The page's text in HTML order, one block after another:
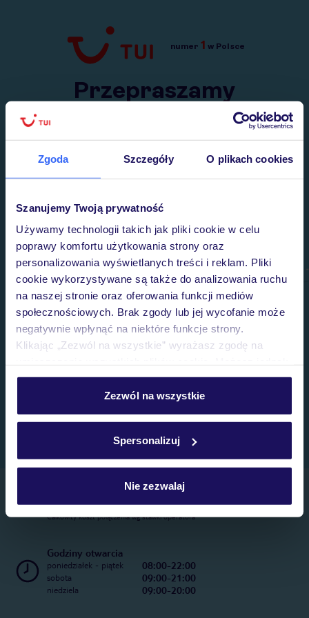
Zgoda Szczegóły O plikach cookies
Szanujemy Twoją prywatność
Używamy technologii takich jak pliki cookie w celu
poprawy komfortu użytkowania strony oraz
personalizowania wyświetlanych treści i reklam. Pliki
cookie wykorzystywane są także do analizowania ruchu
na naszej stronie oraz oferowania funkcji mediów
społecznościowych. Brak zgody lub jej wycofanie może
negatywnie wpłynąć na niektóre funkcje strony.
Klikając „Zezwól na wszystkie” wyrażasz zgodę na
personalizować swój wybór wchodząc w zakładkę
Szczegółowe informacje o plikach cookie znajdziesz
Zezwól na wszystkie
Spersonalizuj
Nie zezwalaj
Przejdź do TUI.pl
numer 1 w Polsce
Przepraszamy
Wysłaliśmy nasz serwis na krótkie wakacje.
Telefoniczne Centrum Rezerwacji
22 270 31 20
Całkowity koszt połączenia wg stawki operatora
Godziny otwarcia
poniedziałek - piątek 08:00-22:00
sobota 09:00-21:00
niedziela 09:00-20:00